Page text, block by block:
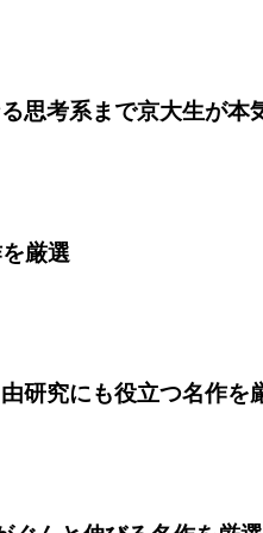
思考系まで京大生が本
厳選
研究にも役立つ名作を